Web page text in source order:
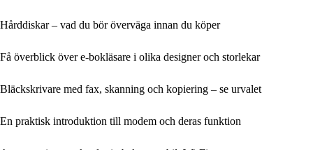
Hårddiskar – vad du bör överväga innan du köper
Få överblick över e-bokläsare i olika designer och storlekar
Bläckskrivare med fax, skanning och kopiering – se urvalet
En praktisk introduktion till modem och deras funktion